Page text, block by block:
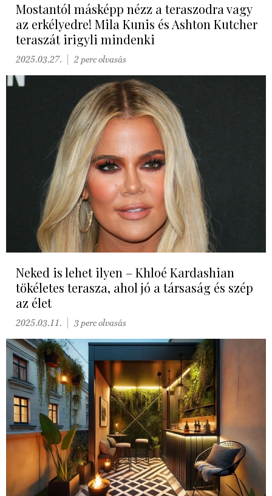
Mostantól másképp nézz a teraszodra vagy
az erkélyedre! Mila Kunis és Ashton Kutcher
teraszát irigyli mindenki
2025.03.27. 2 perc olvasás
Neked is lehet ilyen – Khloé Kardashian
tökéletes terasza, ahol jó a társaság és szép
az élet
2025.03.11. 3 perc olvasás